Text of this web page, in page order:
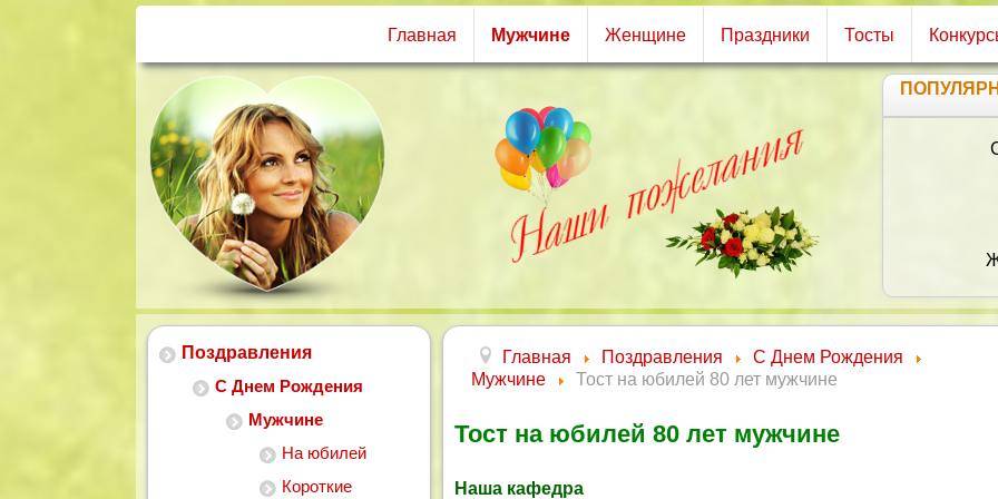
Главная Мужчине Женщине Праздники Тосты
Поздравления
С Днем Рождения
Мужчине
На юбилей
Короткие
Главная Поздравления
С Днем Рождения
Мужчине
Тост на юбилей 80 лет мужчине
Тост на юбилей 80 лет мужчине
Наша кафедра